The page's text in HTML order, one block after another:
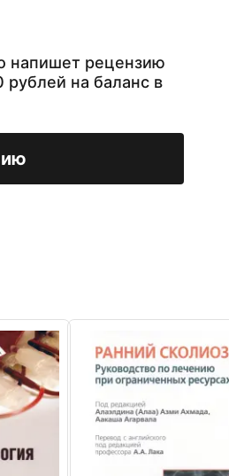
напишет рецензию
рублей на баланс в